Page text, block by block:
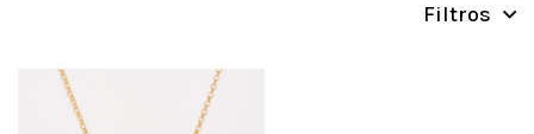
Filtros